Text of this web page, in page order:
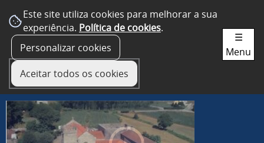
Este site utiliza cookies para melhorar a sua
experiência. Política de cookies.
Personalizar cookies
Aceitar todos os cookies
☰
Menu